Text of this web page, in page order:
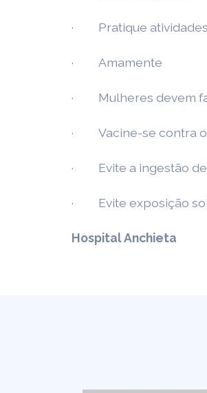
· Pratique atividades
· Amamente
· Mulheres devem
· Vacine-se contra o
· Evite a ingestão de
· Evite exposição
Hospital Anchieta